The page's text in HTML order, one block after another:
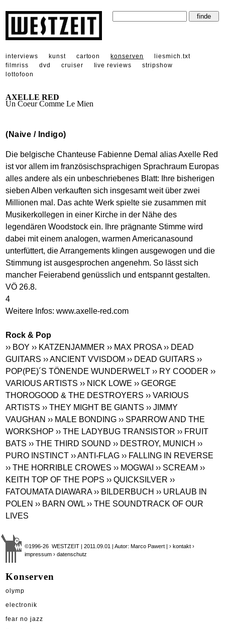
interviews kunst cartoon konserven
liesmich.txt
filmriss
dvd cruiser live reviews
stripshow
lottofoon
AXELLE RED
Un Coeur Comme Le Mien
(Naive / Indigo)
Die belgische Chanteuse Fabienne Demal alias Axelle Red
ist vor allem im französischsprachigen Sprachraum Europas
alles andere als ein unbeschriebenes Blatt: Ihre bisherigen
sieben Alben verkauften sich insgesamt weit über zwei
Millionen mal. Das achte Werk spielte sie zusammen mit
Musikerkollegen in einer Kirche in der Nähe des
legendären Woodstock ein. Ihre prägnante Stimme wird
dabei mit einem analogen, warmen Americanasound
unterfüttert, die Arrangements klingen ausgewogen und die
Stimmung ist ausgesprochen angenehm. So lässt sich
mancher Feierabend genüsslich und entspannt gestalten.
VÖ 26.8.
4
Weitere Infos:www.axelle-red.com
Rock & Pop
›› BOY ›› KATZENJAMMER ›› MAX PROSA ›› DEAD
GUITARS ›› ANCIENT VVISDOM ›› DEAD GUITARS ››
POP(PE)´S TÖNENDE WUNDERWELT ›› RY COODER ››
VARIOUS ARTISTS ›› NICK LOWE ›› GEORGE
THOROGOOD & THE DESTROYERS ›› VARIOUS
ARTISTS ›› THEY MIGHT BE GIANTS ›› JIMMY
VAUGHAN ›› MALE BONDING ›› SPARROW AND THE
WORKSHOP ›› THE LADYBUG TRANSISTOR ›› FRUIT
BATS ›› THE THIRD SOUND ›› DESTROY, MUNICH ››
PURO INSTINCT ›› ANTI-FLAG ›› FALLING IN REVERSE
›› THE HORRIBLE CROWES ›› MOGWAI ›› SCREAM ››
KEITH TOP OF THE POPS ›› QUICKSILVER ››
FATOUMATA DIAWARA ›› BILDERBUCH ›› URLAUB IN
POLEN ›› BARN OWL ›› THE SOUNDTRACK OF OUR
LIVES
©1996-26 WESTZEIT | 2011.09.01 | Autor: Marco Pawert |› kontakt ›
impressum › datenschutz
Konserven
olymp
electronik
fear no jazz